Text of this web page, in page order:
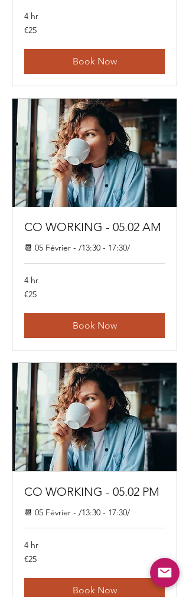
4 hr
25
euros
€25
Book Now
CO WORKING - 05.02 AM
📆 05 Février - /13:30 - 17:30/
4 hr
25
euros
€25
Book Now
CO WORKING - 05.02 PM
📆 05 Février - /13:30 - 17:30/
4 hr
25
euros
€25
Book Now